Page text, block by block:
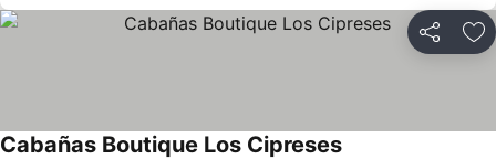
Partilhar
Cabañas Boutique Los Cipreses